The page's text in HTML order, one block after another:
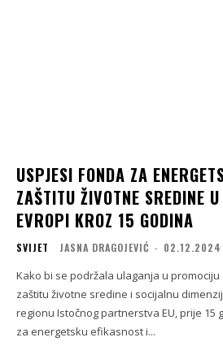
USPJESI FONDA ZA
ZAŠTITU ŽIVOTNE SREDINE
EVROPI KROZ 15 GODINA
SVIJET JASNA DRAGOJEVIĆ - 02.12.2024
Kako bi se podržala ulaganja u
zaštitu životne sredine i socijalnu
regionu Istočnog partnerstva EU, prije 15
za energetsku efikasnost i...